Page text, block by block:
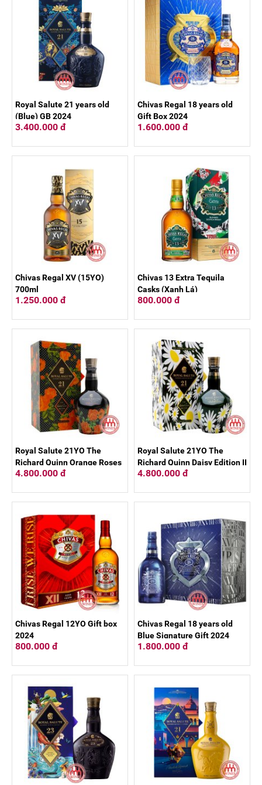
Royal Salute 21 years old
(Blue) GB 2024
3.400.000 đ
Chivas Regal 18 years old
Gift Box 2024
1.600.000 đ
Chivas Regal XV (15YO)
700ml
1.250.000 đ
Chivas 13 Extra Tequila
Casks (Xanh Lá)
800.000 đ
Royal Salute 21YO The
Richard Quinn Orange Roses
Edition II (Hoa Hồng)
4.800.000 đ
Royal Salute 21YO The
Richard Quinn Daisy Edition II
(Hoa Cúc Trắng)
4.800.000 đ
Chivas Regal 12YO Gift box
2024
800.000 đ
Chivas Regal 18 years old
Blue Signature Gift 2024
1.800.000 đ